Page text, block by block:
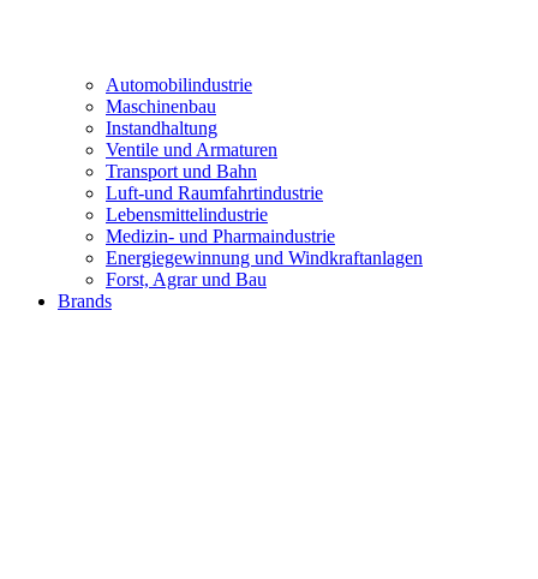
Automobilindustrie
Maschinenbau
Instandhaltung
Ventile und Armaturen
Transport und Bahn
Luft-und Raumfahrtindustrie
Lebensmittelindustrie
Medizin- und Pharmaindustrie
Energiegewinnung und Windkraftanlagen
Forst, Agrar und Bau
Brands